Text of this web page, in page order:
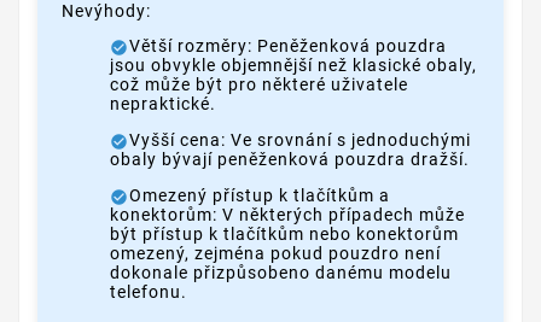
Nevýhody:
Větší rozměry: Peněženková pouzdra
jsou obvykle objemnější než klasické obaly,
což může být pro některé uživatele
nepraktické.
Vyšší cena: Ve srovnání s jednoduchými
obaly bývají peněženková pouzdra dražší.
Omezený přístup k tlačítkům a
konektorům: V některých případech může
být přístup k tlačítkům nebo konektorům
omezený, zejména pokud pouzdro není
dokonale přizpůsobeno danému modelu
telefonu.